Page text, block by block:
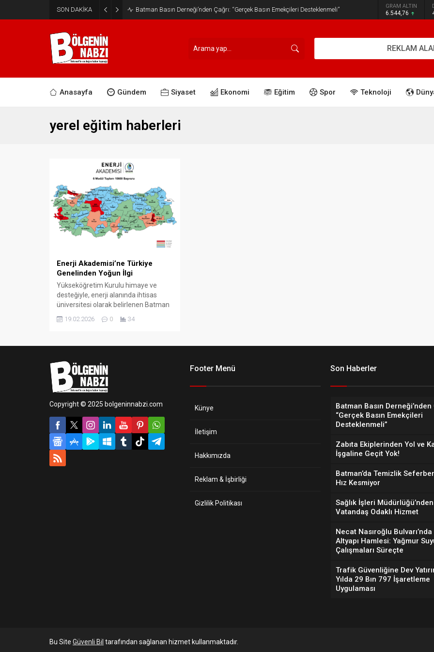
SON DAKİKA Batman Basın Derneği’nden Çağrı: “Gerçek Basın Emekçileri Desteklenmeli” GRAM ALTIN
6.544,76
REKLAM
Anasayfa Gündem Siyaset Ekonomi Eğitim Spor Teknoloji
yerel eğitim haberleri
Enerji Akademisi’ne Türkiye
Genelinden Yoğun İlgi
Yükseköğretim Kurulu himaye ve
desteğiyle, enerji alanında ihtisas
üniversitesi olarak belirlenen Batman
yürütülen Enerji Akademisi Eğitim
19.02.2026 0 34
Copyright © 2025 bolgeninnabzi.com
Footer Menü
Künye
İletişim
Hakkımızda
Reklam & İşbirliği
Gizlilik Politikası
Son Haberler
Batman Basın Derneği’nden
“Gerçek Basın Emekçileri
Desteklenmeli”
Zabıta Ekiplerinden Yol ve
İşgaline Geçit Yok!
Batman’da Temizlik
Hız Kesmiyor
Sağlık İşleri Müdürlüğü’nden
Vatandaş Odaklı Hizmet
Necat Nasıroğlu Bulvarı’nda
Altyapı Hamlesi: Yağmur
Çalışmaları Süreçte
Trafik Güvenliğine Dev
Yılda 29 Bın 797 İşaretleme
Uygulaması
Bu Site Güvenli Bil tarafından sağlanan hizmet kullanmaktadır.